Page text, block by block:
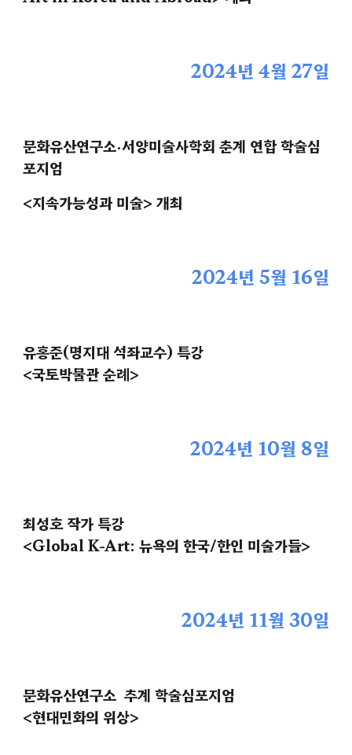
2024년 4월 27일
문화유산연구소·서양미술사학회 춘계 연합 학술심
포지엄
<지속가능성과 미술> 개최
2024년 5월 16일
유홍준(명지대 석좌교수) 특강
<국토박물관 순례>
2024년 10월 8일
최성호 작가 특강
<Global K-Art: 뉴욕의 한국/한인 미술가들>
2024년 11월 30일
문화유산연구소 추계 학술심포지엄
<현대민화의 위상>